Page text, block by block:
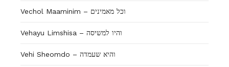
Vechol Maaminim – וכל מאמינים
Vehayu Limshisa – והיו למשיסה
Vehi Sheomdo – והיא שעמדה